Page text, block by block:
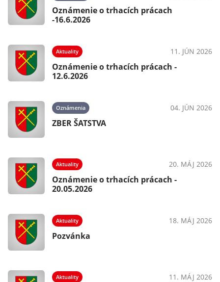
Oznámenie o trhacích prácach
-16.6.2026
Aktuality 11. JÚN 2026
Oznámenie o trhacích prácach -
12.6.2026
Oznámenia 04. JÚN 2026
ZBER ŠATSTVA
Aktuality 20. MÁJ 2026
Oznámenie o trhacích prácach -
20.05.2026
Aktuality 18. MÁJ 2026
Pozvánka
Aktuality 11. MÁJ 2026